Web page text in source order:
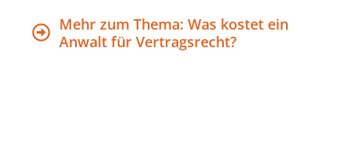
Mehr zum Thema: Was kostet ein
Anwalt für Vertragsrecht?